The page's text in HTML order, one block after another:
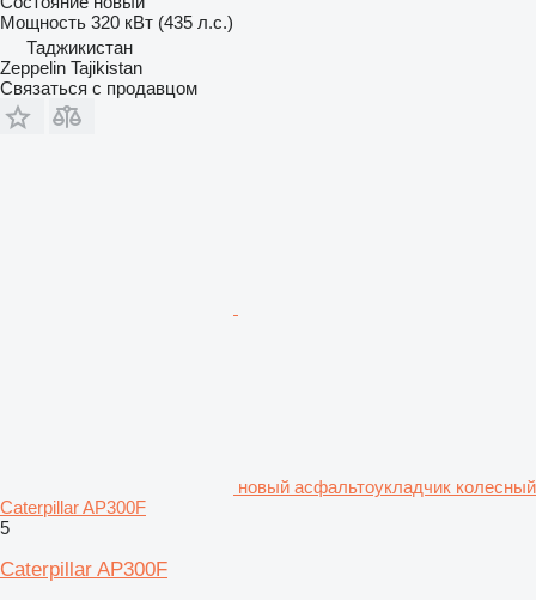
Мощность 320 кВт (435 л.с.)
Таджикистан
Zeppelin Tajikistan
Связаться с продавцом
новый асфальтоукладчик колесный
Caterpillar AP300F
5
Caterpillar AP300F